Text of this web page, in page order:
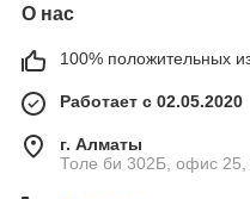
О нас
100% положительных
Работает с 02.05.2020
г. Алматы
Толе би 302Б, офис 25,